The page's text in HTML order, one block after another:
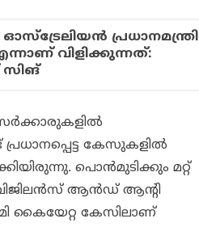
പ്രധാനമന്ത്രി
വിളിക്കുന്നത്:
സിങ്
സര്‍ക്കാരുകളില്‍
പ്രധാനപ്പെട്ട കേസുകളില്‍
പൊന്‍മുടിക്കും മറ്റ്
ആന്‍ഡ് ആന്റി
കൈയേറ്റ കേസിലാണ്